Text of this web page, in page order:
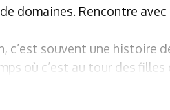
domaines. Rencontre avec
c’est souvent une histoire
où c’est au tour des filles